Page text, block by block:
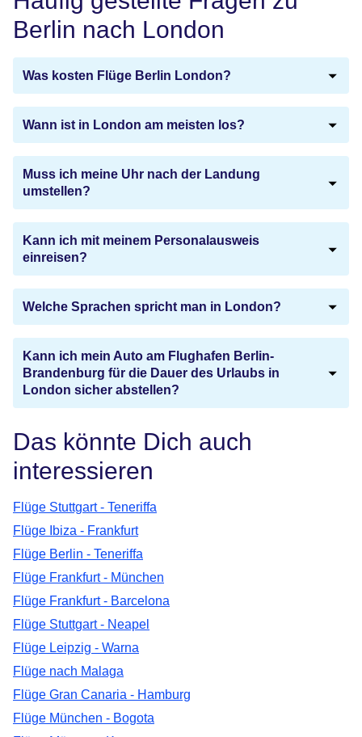
Berlin nach London
Was kosten Flüge Berlin London?
Wann ist in London am meisten los?
Muss ich meine Uhr nach der Landung
umstellen?
Kann ich mit meinem Personalausweis
einreisen?
Welche Sprachen spricht man in London?
Kann ich mein Auto am Flughafen Berlin-
Brandenburg für die Dauer des Urlaubs in
London sicher abstellen?
Das könnte Dich auch
interessieren
Flüge Stuttgart - Teneriffa
Flüge Ibiza - Frankfurt
Flüge Berlin - Teneriffa
Flüge Frankfurt - München
Flüge Frankfurt - Barcelona
Flüge Stuttgart - Neapel
Flüge Leipzig - Warna
Flüge nach Malaga
Flüge Gran Canaria - Hamburg
Flüge München - Bogota